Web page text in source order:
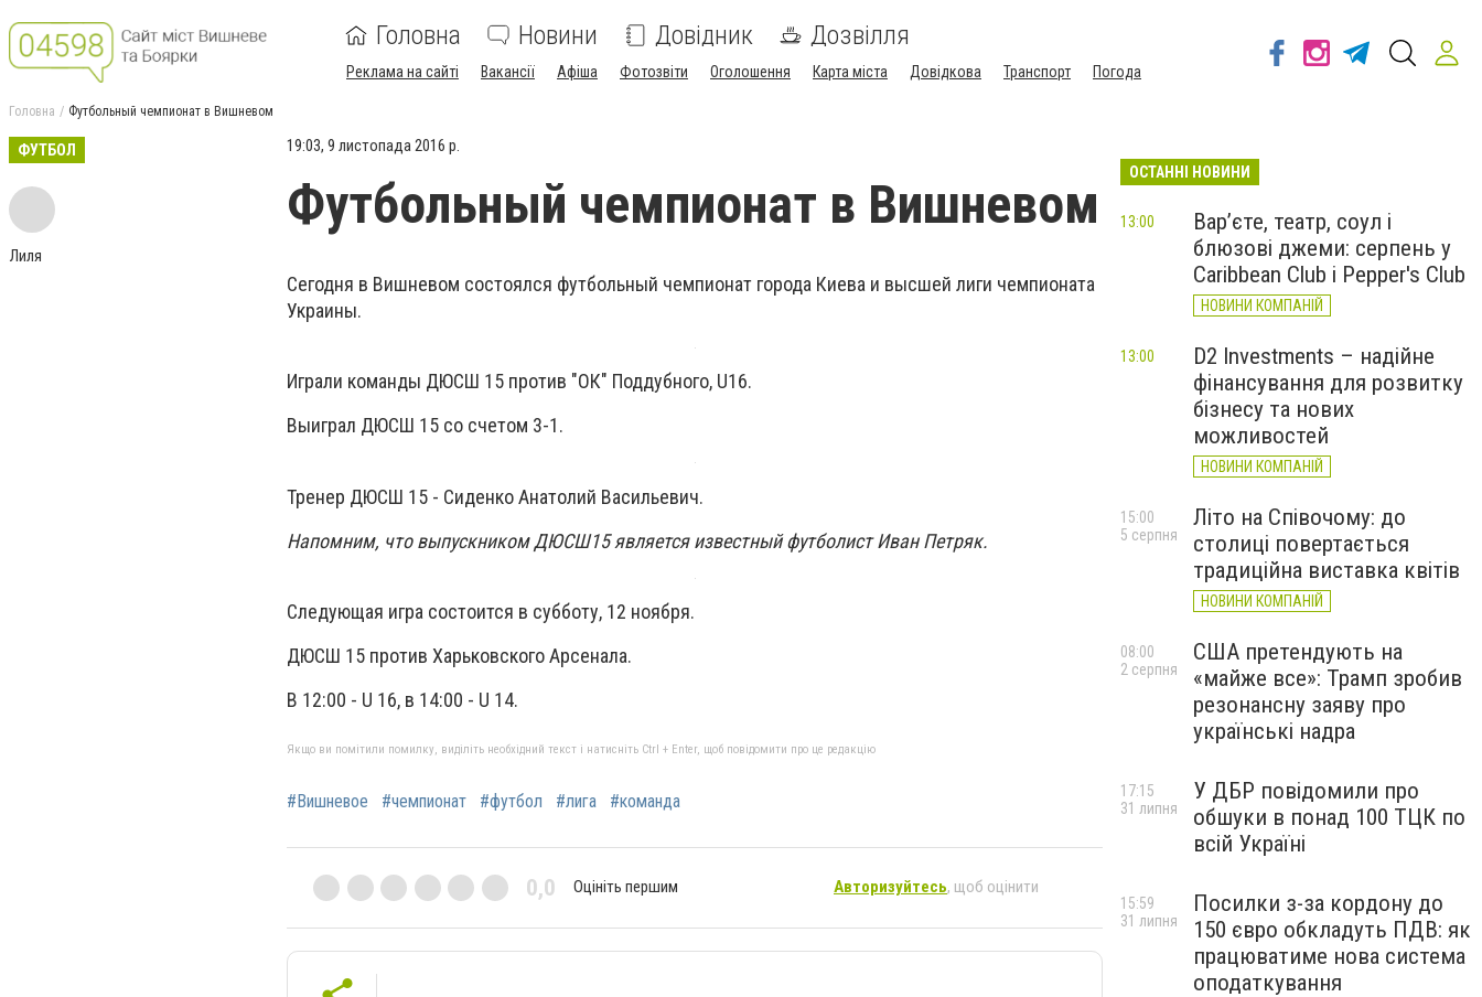
Головна Новини Довідник Дозвілля
Реклама на сайті Вакансії Афіша Фотозвіти Оголошення Карта міста Довідкова Транспорт Погода
Головна Футбольный чемпионат в Вишневом
ФУТБОЛ
Лиля
19:03, 9 листопада 2016 р.
Футбольный чемпионат в Вишневом
Сегодня в Вишневом состоялся футбольный чемпионат города Киева и высшей лиги чемпионата
Украины.
Играли команды ДЮСШ 15 против "ОК" Поддубного, U16.
Выиграл ДЮСШ 15 со счетом 3-1.
Тренер ДЮСШ 15 - Сиденко Анатолий Васильевич.
Напомним, что выпускником ДЮСШ15 является известный футболист Иван Петряк.
Следующая игра состоится в субботу, 12 ноября.
ДЮСШ 15 против Харьковского Арсенала.
В 12:00 - U 16, в 14:00 - U 14.
Якщо ви помітили помилку, виділіть необхідний текст і натисніть Ctrl + Enter, щоб повідомити про це редакцію
#Вишневое #чемпионат #футбол #лига #команда
0,0 Оцініть першим Авторизуйтесь, щоб оцінити
ОСТАННІ НОВИНИ
Вар’єте, театр, соул і
блюзові джеми: серпень у
Caribbean Club і Pepper's Club
НОВИНИ КОМПАНІЙ
13:00
D2 Investments – надійне
фінансування для розвитку
бізнесу та нових
можливостей
НОВИНИ КОМПАНІЙ
13:00
Літо на Співочому: до
столиці повертається
традиційна виставка квітів
НОВИНИ КОМПАНІЙ
15:00
5 серпня
США претендують на
«майже все»: Трамп зробив
резонансну заяву про
українські надра
08:00
2 серпня
У ДБР повідомили про
обшуки в понад 100 ТЦК по
всій Україні
17:15
31 липня
Посилки з-за кордону до
150 євро обкладуть ПДВ: як
працюватиме нова система
оподаткування
15:59
31 липня